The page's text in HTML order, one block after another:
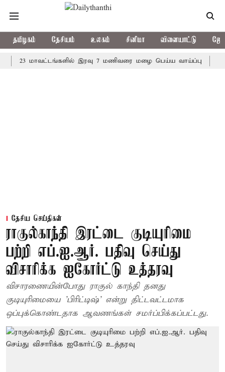
தமிழகம் தேசியம் உலகம் சினிமா விளையாட்டு
மாவட்டங்களில் இரவு 7 மணிவரை மழை பெய்ய வாய்ப்பு கொரிய
தேசிய செய்திகள்
ராகுல்காந்தி இரட்டை குடியுரிமை
பற்றி எப்.ஐ.ஆர். பதிவு செய்து
விசாரிக்க ஐகோர்ட்டு உத்தரவு
விசாரணையின்போது ராகுல் காந்தி தனது
குடியுரிமையை 'பிரிட்டிஷ்' என்று திட்டவட்டமாக
ஒப்புக்கொண்டதாக ஆவணங்கள் சமர்ப்பிக்கப்பட்டது.